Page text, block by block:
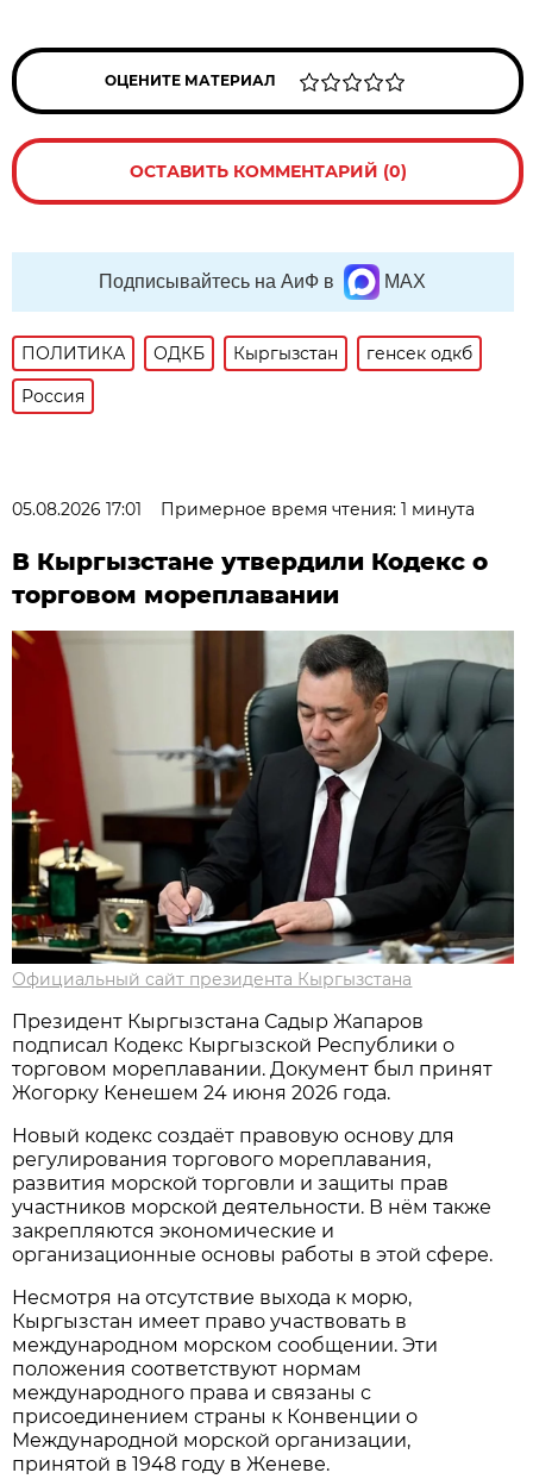
ОЦЕНИТЕ МАТЕРИАЛ
ОСТАВИТЬ КОММЕНТАРИЙ (0)
Подписывайтесь на АиФ в MAX
ПОЛИТИКА ОДКБ Кыргызстан
генсек одкб
Россия
05.08.2026 17:01 Примерное время чтения: 1 минута
В Кыргызстане утвердили Кодекс о
торговом мореплавании
Официальный сайт президента Кыргызстана
Президент Кыргызстана Садыр Жапаров
подписал Кодекс Кыргызской Республики о
торговом мореплавании. Документ был принят
Жогорку Кенешем 24 июня 2026 года.
Новый кодекс создаёт правовую основу для
регулирования торгового мореплавания,
развития морской торговли и защиты прав
участников морской деятельности. В нём также
закрепляются экономические и
организационные основы работы в этой сфере.
Несмотря на отсутствие выхода к морю,
Кыргызстан имеет право участвовать в
международном морском сообщении. Эти
положения соответствуют нормам
международного права и связаны с
присоединением страны к Конвенции о
Международной морской организации,
принятой в 1948 году в Женеве.